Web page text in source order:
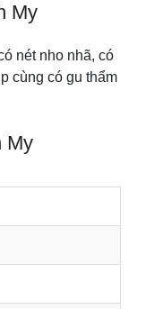
My
nét nho nhã, có
cùng có gu thẩm
My